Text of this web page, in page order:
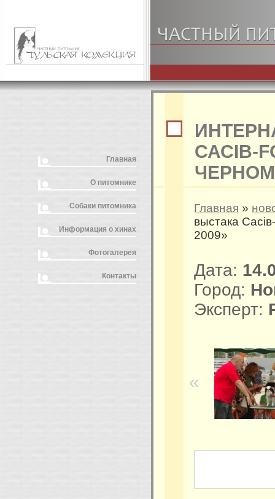
Главная
О питомнике
Собаки питомника
Информация о хинах
Фотогалерея
Контакты
САСIВ-
Главная »
выстака
2009»
Дата:
Город:
Эксперт:
«